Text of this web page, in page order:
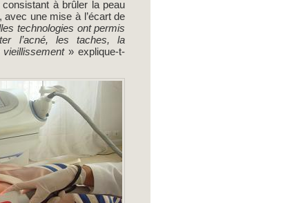
à brûler la peau
une mise à l’écart de
technologies ont permis
l’acné, les taches, la
vieillissement» explique-t-